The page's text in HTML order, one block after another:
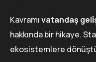
Kavramıvatandaş
hakkında bir hikaye.
ekosistemlere